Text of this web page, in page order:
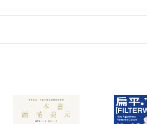
第2條第5款之規定，「非以有形媒介提
點選「瀏覽訂單明細」 「申請取消訂單
付款方式
Payment
完成